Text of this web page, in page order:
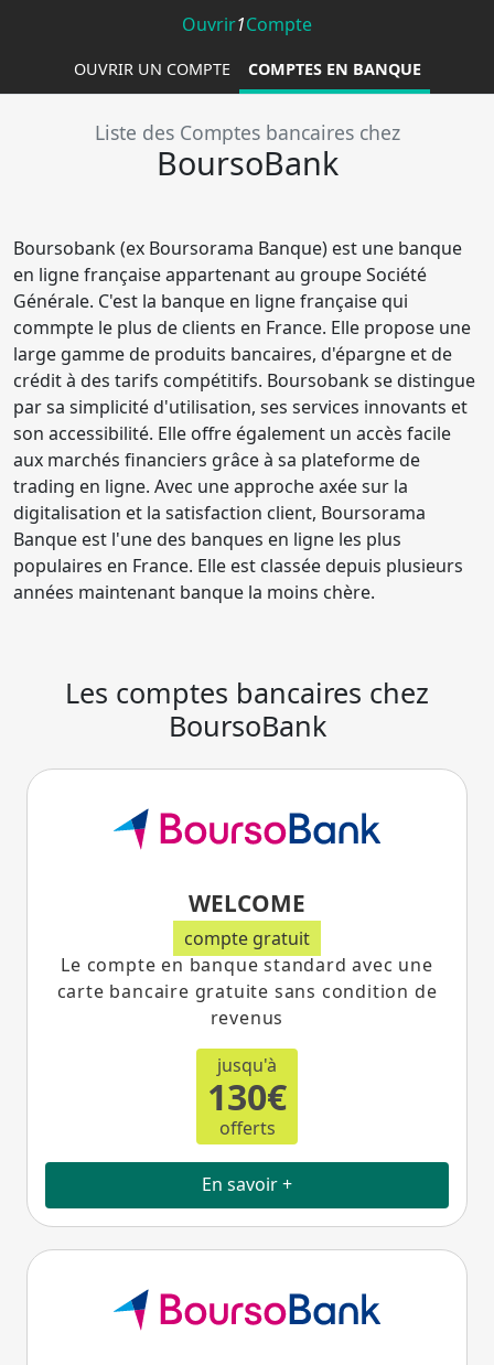
Ouvrir1Compte
OUVRIR UN COMPTE COMPTES EN BANQUE
Liste des Comptes bancaires chez
BoursoBank
Boursobank (ex Boursorama Banque) est une banque
en ligne française appartenant au groupe Société
Générale. C'est la banque en ligne française qui
commpte le plus de clients en France. Elle propose une
large gamme de produits bancaires, d'épargne et de
crédit à des tarifs compétitifs. Boursobank se distingue
par sa simplicité d'utilisation, ses services innovants et
son accessibilité. Elle offre également un accès facile
aux marchés financiers grâce à sa plateforme de
trading en ligne. Avec une approche axée sur la
digitalisation et la satisfaction client, Boursorama
Banque est l'une des banques en ligne les plus
populaires en France. Elle est classée depuis plusieurs
années maintenant banque la moins chère.
Les comptes bancaires chez
BoursoBank
WELCOME
compte gratuit
Le compte en banque standard avec une
carte bancaire gratuite sans condition de
revenus
jusqu'à
130€
offerts
En savoir +